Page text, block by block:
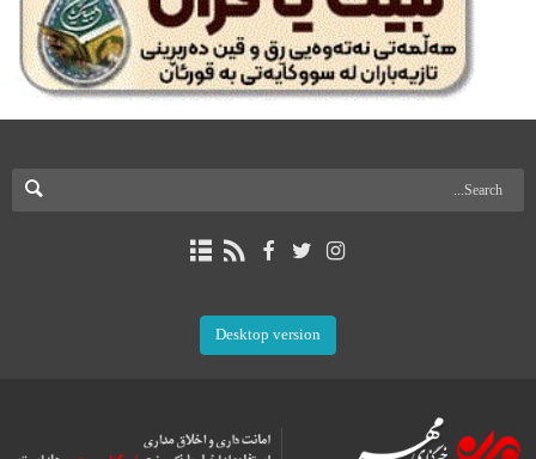
Desktop version